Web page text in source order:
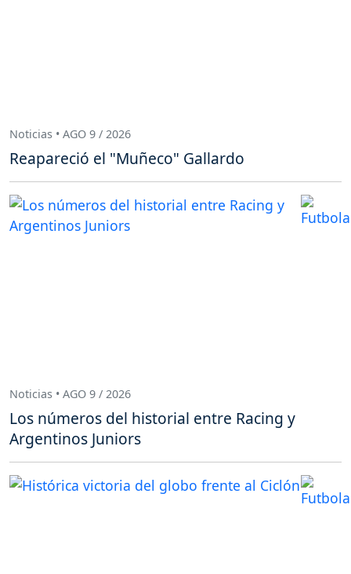
Noticias • AGO 9 / 2026
Reapareció el "Muñeco" Gallardo
Noticias • AGO 9 / 2026
Los números del historial entre Racing y
Argentinos Juniors